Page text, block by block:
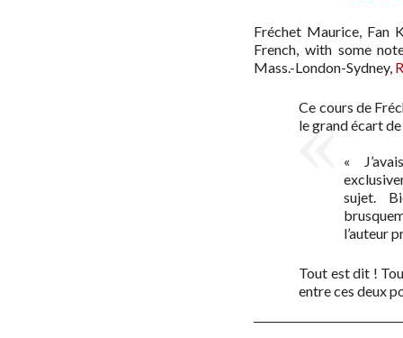
Fréchet Maurice, Fan
French, with some
Mass.-London-Sydney,
Ce cours de
le grand écart
«
sujet.
l’auteur
Tout est dit !
entre ces deux